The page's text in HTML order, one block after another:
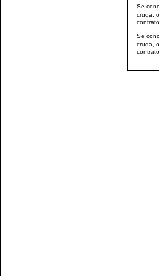
Se
cruda,
Se
cruda,